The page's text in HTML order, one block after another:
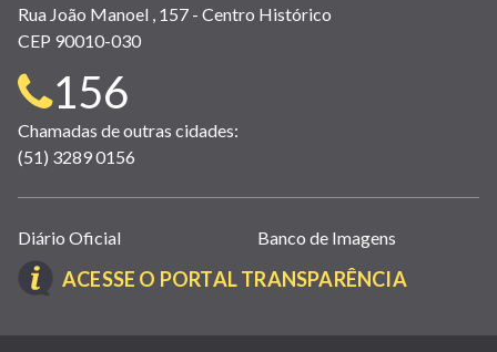
Rua João Manoel , 157 - Centro Histórico
CEP 90010-030
Telefone
para
contato:
156
Chamadas de outras cidades:
(51) 3289 0156
Links
úteis
(abrem
nova
Diário Oficial Banco de Imagens
ACESSE O PORTAL TRANSPARÊNCIA(LINK
EM